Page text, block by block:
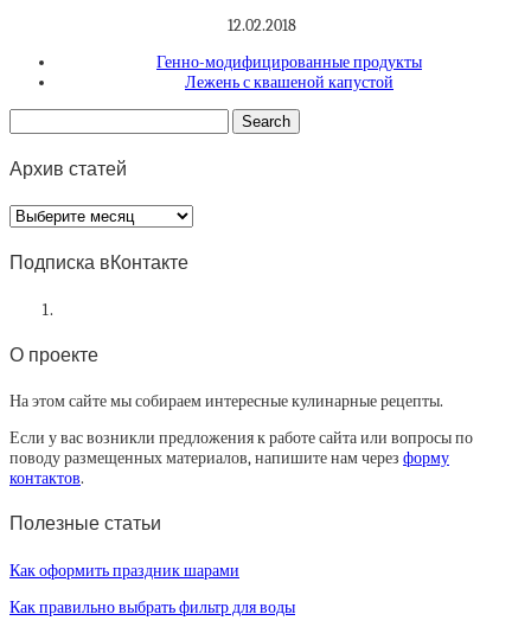
12.02.2018
Генно-модифицированные продукты
Лежень с квашеной капустой
Архив статей
Архив
статей
Подписка вКонтакте
О проекте
На этом сайте мы собираем интересные кулинарные рецепты.
Если у вас возникли предложения к работе сайта или вопросы по
поводу размещенных материалов, напишите нам через форму
контактов.
Полезные статьи
Как оформить праздник шарами
Как правильно выбрать фильтр для воды